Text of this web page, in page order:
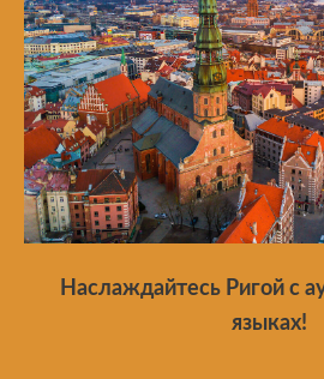
Наслаждайтесь Ригой с
языках!